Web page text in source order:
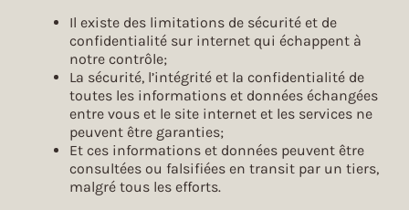
Il existe des limitations de sécurité et de
confidentialité sur internet qui échappent à
notre contrôle;
La sécurité, l’intégrité et la confidentialité de
toutes les informations et données échangées
entre vous et le site internet et les services ne
peuvent être garanties;
Et ces informations et données peuvent être
consultées ou falsifiées en transit par un tiers,
malgré tous les efforts.